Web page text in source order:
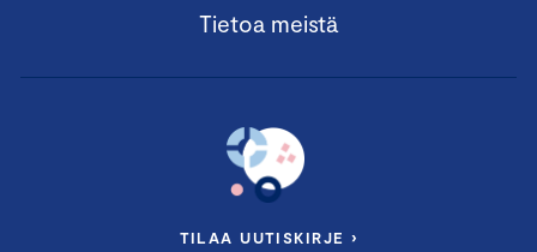
Tietoa meistä
TILAA UUTISKIRJE ›